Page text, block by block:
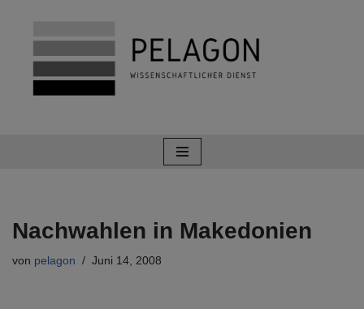
Zum
Inhalt
springen
Nachwahlen in Makedonien
von pelagon Juni 14, 2008